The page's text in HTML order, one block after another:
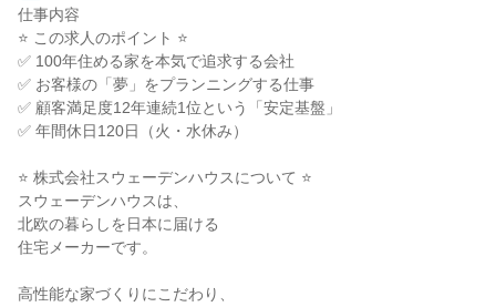
仕事内容
⭐ この求人のポイント ⭐
✅ 100年住める家を本気で追求する会社
✅ お客様の「夢」をプランニングする仕事
✅ 顧客満足度12年連続1位という「安定基盤」
✅ 年間休日120日（火・水休み）
⭐ 株式会社スウェーデンハウスについて ⭐
スウェーデンハウスは、
北欧の暮らしを日本に届ける
住宅メーカーです。
高性能な家づくりにこだわり、